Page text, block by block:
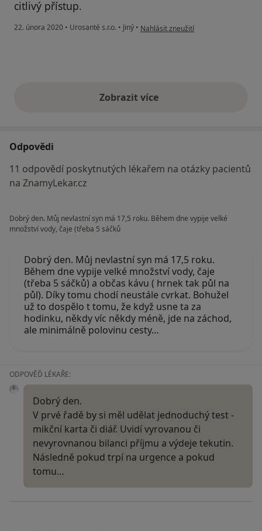
citlivý přístup.
22. února 2020 • Urosanté s.r.o. • Jiný • podle názoru uživatele Váš účet byl
Nahlásit zneužití
Zobrazit vícevýše uvedené názory
Odpovědi
11 odpovědí poskytnutých lékařem na otázky pacientů
na ZnamyLekar.cz
Dobrý den. Můj nevlastní syn má 17,5 roku. Během dne vypije velké
množství vody, čaje (třeba 5 sáčků
Dobrý den. Můj nevlastní syn má 17,5 roku.
Během dne vypije velké množství vody, čaje
(třeba 5 sáčků) a občas kávu ( hrnek tak půl na
půl). Díky tomu chodí neustále cvrkat. Bohužel
už to dospělo t tomu, že když usne ta za
hodinku, někdy víc někdy méně, jde na záchod,
ale minimálně polovinu cesty…
ODPOVĚĎ LÉKAŘE:
Dobrý den.
V prvé řadě by si měl udělat jednoduchý test -
mikční karta či diář. Uvidí vyrovanou či
nevyrovnanou bilanci příjmu a výdeje tekutin.
Následně pokud trpí na urgence a pokud
tomu…